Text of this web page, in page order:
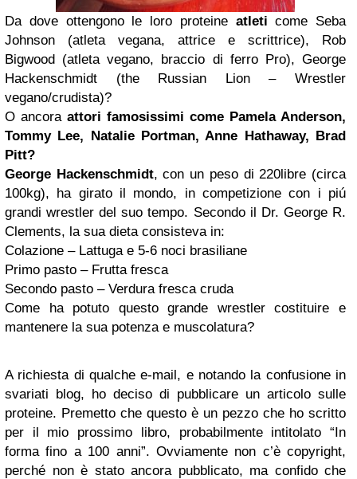
Da dove ottengono le loro proteine atleti come Seba
Johnson (atleta vegana, attrice e scrittrice), Rob
Bigwood (atleta vegano, braccio di ferro Pro), George
Hackenschmidt (the Russian Lion – Wrestler
vegano/crudista)?
O ancora attori famosissimi come Pamela Anderson,
Tommy Lee, Natalie Portman, Anne Hathaway, Brad
Pitt?
George Hackenschmidt, con un peso di 220libre (circa
100kg), ha girato il mondo, in competizione con i piú
grandi wrestler del suo tempo. Secondo il Dr. George R.
Clements, la sua dieta consisteva in:
Colazione – Lattuga e 5-6 noci brasiliane
Primo pasto – Frutta fresca
Secondo pasto – Verdura fresca cruda
Come ha potuto questo grande wrestler costituire e
mantenere la sua potenza e muscolatura?
A richiesta di qualche e-mail, e notando la confusione in
svariati blog, ho deciso di pubblicare un articolo sulle
proteine. Premetto che questo è un pezzo che ho scritto
per il mio prossimo libro, probabilmente intitolato “In
forma fino a 100 anni”. Ovviamente non c’è copyright,
perché non è stato ancora pubblicato, ma confido che